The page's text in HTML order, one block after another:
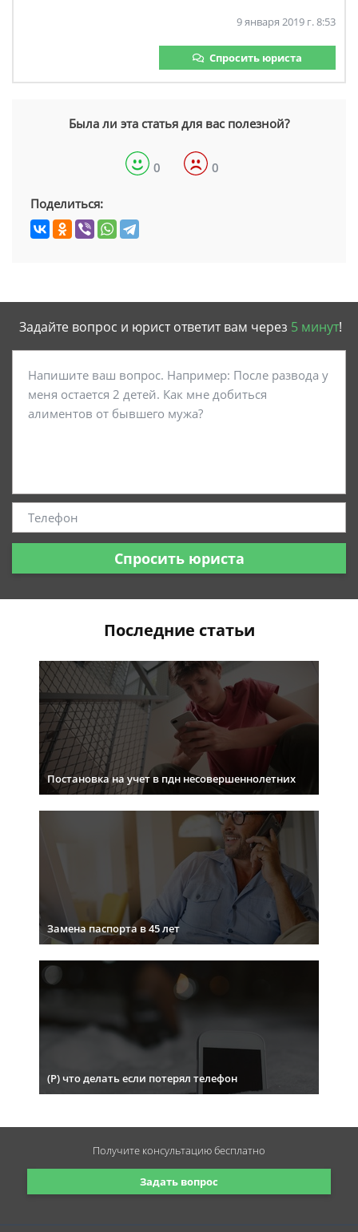
9 января 2019 г. 8:53
Спросить юриста
Была ли эта статья для вас полезной?
0 0
Поделиться:
Задайте вопрос и юрист ответит вам через 5 минут!
Спросить юриста
Последние статьи
Постановка на учет в пдн несовершеннолетних
Замена паспорта в 45 лет
(Р) что делать если потерял телефон
Задать вопрос
Получите консультациюбесплатно